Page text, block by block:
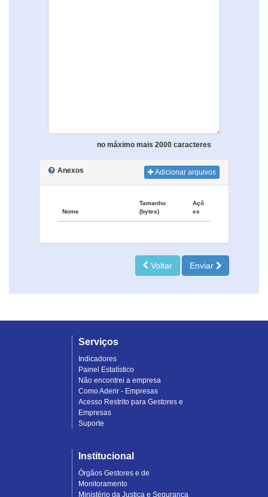
no máximo mais 2000 caracteres
Anexos Adicionar arquivos
Nome
Tamanho
(bytes)
Açõ
es
Voltar Enviar
Serviços
Indicadores
Painel Estatístico
Não encontrei a empresa
Como Aderir - Empresas
Acesso Restrito para Gestores e
Empresas
Suporte
Institucional
Órgãos Gestores e de
Monitoramento
Ministério da Justiça e Segurança